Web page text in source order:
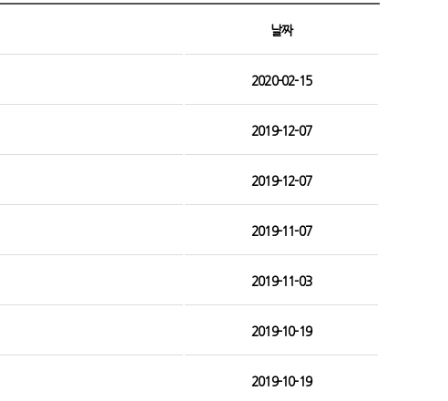
날짜
2020-02-15
2019-12-07
2019-12-07
2019-11-07
2019-11-03
2019-10-19
2019-10-19